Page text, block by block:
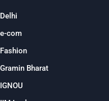
Delhi
e-com
Fashion
Gramin Bharat
IGNOU